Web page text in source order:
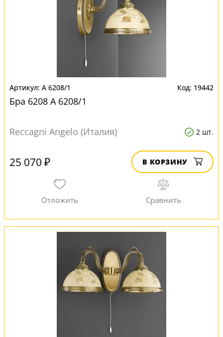
A 6208/1 19442
Бра 6208 A 6208/1
Reccagni Angelo (Италия) 2 шт.
25 070 ₽ В КОРЗИНУ